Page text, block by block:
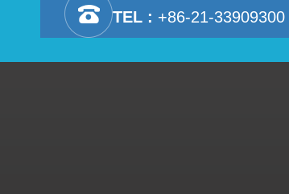
TEL : +86-21-33909300